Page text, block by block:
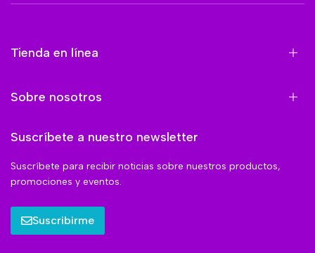
Tienda en línea
Sobre nosotros
Suscríbete a nuestro newsletter
Suscríbete para recibir noticias sobre nuestros productos,
promociones y eventos.
Suscribirme